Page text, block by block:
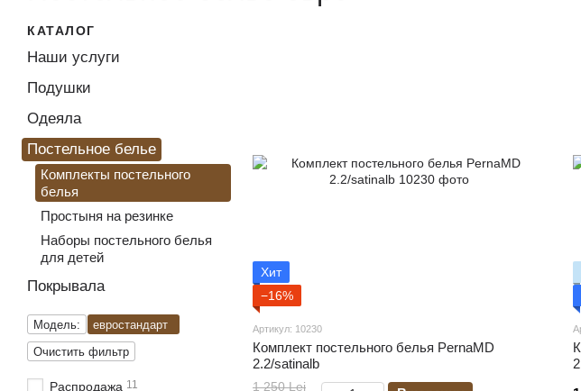
Хит
−16%
Артикул: 10230
Комплект постельного белья PernaMD
2.2/satinalb
1 250 Lei
КАТАЛОГ
Наши услуги
Подушки
Одеяла
Постельное белье
Комплекты постельного
белья
Простыня на резинке
Наборы постельного белья
для детей
Покрывала
Модель:
евростандарт
Очистить фильтр
Распродажа 11